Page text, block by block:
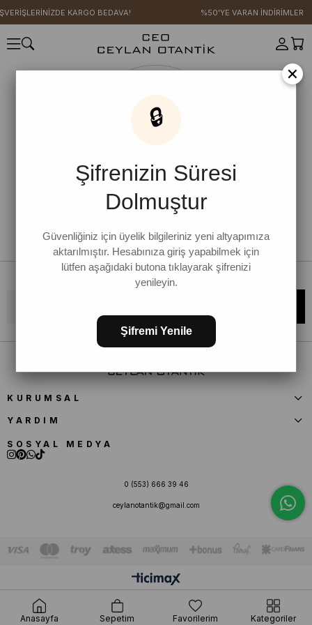
KARGO BEDAVA! %50'YE VARAN İNDİRİMLER
Bültene kaydolun, kampanya ve yenilikleri kaçırmayın!
KURUMSAL
YARDIM
SOSYAL MEDYA
0 (553) 666 39 46
ceylanotantik@gmail.com
×
🔒
Şifrenizin Süresi
Dolmuştur
Güvenliğiniz için üyelik bilgileriniz yeni altyapımıza
aktarılmıştır. Hesabınıza giriş yapabilmek için
lütfen aşağıdaki butona tıklayarak şifrenizi
yenileyin.
Şifremi Yenile
Anasayfa Sepetim Favorilerim Kategoriler